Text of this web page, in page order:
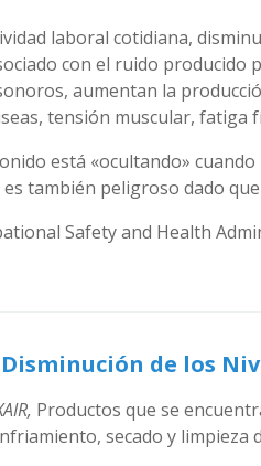
laboral cotidiana,
con el ruido
aumentan la
tensión muscular, fatiga
está «ocultando»
también peligroso dado
Safety and Health
Disminución de los
, Productos que se
secado y